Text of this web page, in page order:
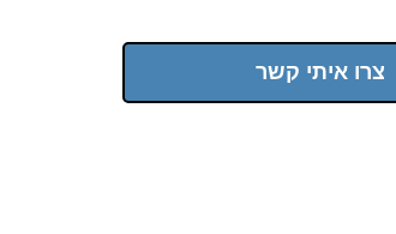
צרו איתי קשר